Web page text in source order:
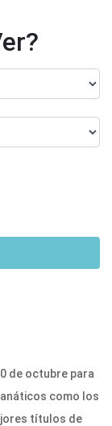
de octubre para
como los
títulos de